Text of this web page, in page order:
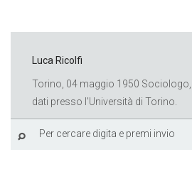
Luca Ricolfi
Torino, 04 maggio 1950
dati presso l'Università di Torino.